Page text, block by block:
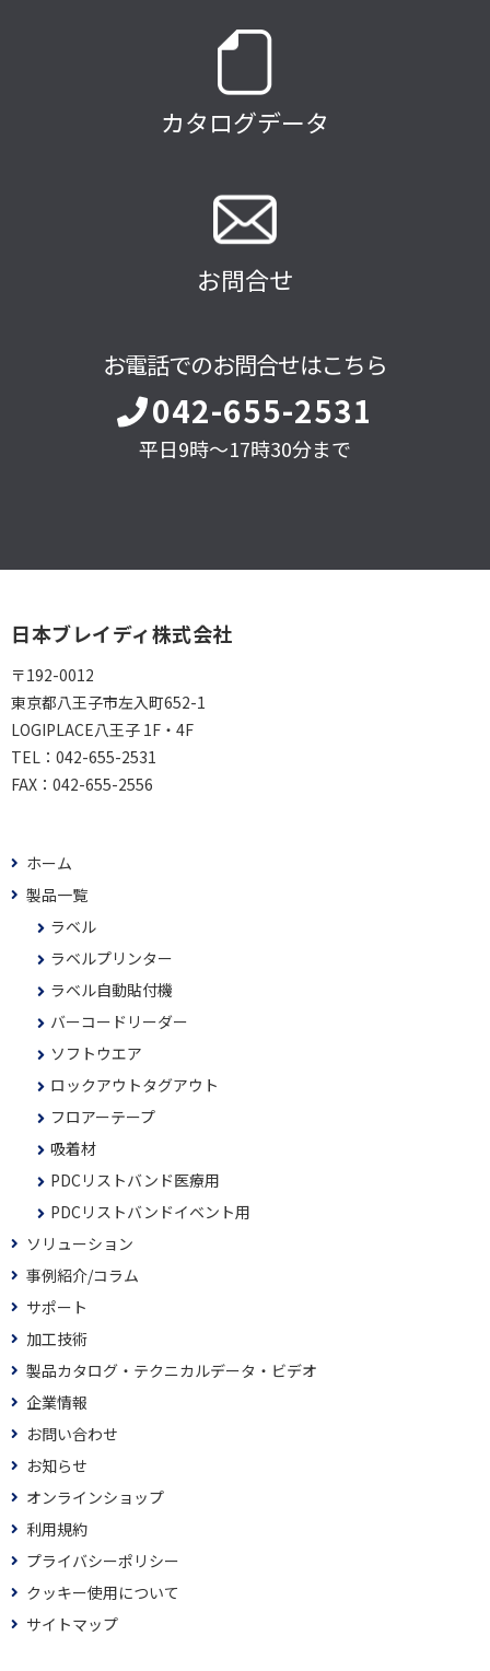
カタログデータ
お問合せ
お電話でのお問合せはこちら
042-655-2531
平日9時～17時30分まで
日本ブレイディ株式会社
〒192-0012
東京都八王子市左入町652-1
LOGIPLACE八王子 1F・4F
TEL： 042-655-2531
FAX： 042-655-2556
ホーム
製品一覧
ラベル
ラベルプリンター
ラベル自動貼付機
バーコードリーダー
ソフトウエア
ロックアウトタグアウト
フロアーテープ
吸着材
PDCリストバンド医療用
PDCリストバンドイベント用
ソリューション
事例紹介/コラム
サポート
加工技術
製品カタログ・テクニカルデータ・ビデオ
企業情報
お問い合わせ
お知らせ
オンラインショップ
利用規約
プライバシーポリシー
クッキー使用について
サイトマップ